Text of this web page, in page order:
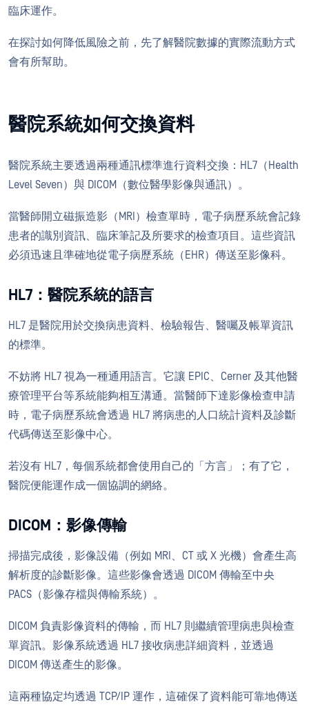
臨床運作。
在探討如何降低風險之前，先了解醫院數據的實際流動方式
會有所幫助。
醫院系統如何交換資料
醫院系統主要透過兩種通訊標準進行資料交換：HL7（Health
Level Seven）與 DICOM（數位醫學影像與通訊）。
當醫師開立磁振造影（MRI）檢查單時，電子病歷系統會記錄
患者的識別資訊、臨床筆記及所要求的檢查項目。這些資訊
必須迅速且準確地從電子病歷系統（EHR）傳送至影像科。
HL7：醫院系統的語言
HL7 是醫院用於交換病患資料、檢驗報告、醫囑及帳單資訊
的標準。
不妨將 HL7 視為一種通用語言。它讓 EPIC、Cerner 及其他醫
療管理平台等系統能夠相互溝通。當醫師下達影像檢查申請
時，電子病歷系統會透過 HL7 將病患的人口統計資料及診斷
代碼傳送至影像中心。
若沒有 HL7，每個系統都會使用自己的「方言」；有了它，
醫院便能運作成一個協調的網絡。
DICOM：影像傳輸
掃描完成後，影像設備（例如 MRI、CT 或 X 光機）會產生高
解析度的診斷影像。這些影像會透過 DICOM 傳輸至中央
PACS（影像存檔與傳輸系統）。
DICOM 負責影像資料的傳輸，而 HL7 則繼續管理病患與檢查
單資訊。影像系統透過 HL7 接收病患詳細資料，並透過
DICOM 傳送產生的影像。
這兩種協定均透過 TCP/IP 運作，這確保了資料能可靠地傳送